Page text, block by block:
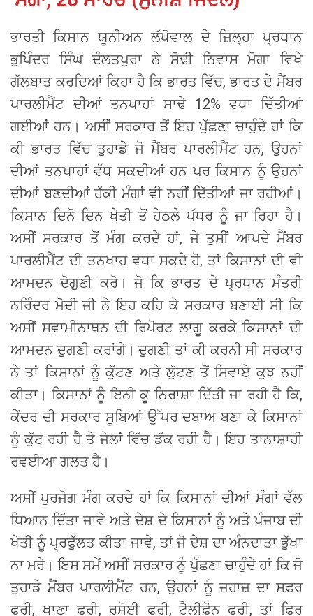
ਭਾਰਤੀ ਕਿਸਾਨ ਯੂਨੀਅਨ ਲੱਖੋਵਾਲ ਦੇ ਜ਼ਿਲ੍ਹਾ ਪ੍ਰਧਾਨ
ਭੁਪਿੰਦਰ ਸਿੰਘ ਦੌਲਤਪੁਰਾ ਨੇ ਸੋਢੀ ਨਿਵਾਸ ਮੋਗਾ ਵਿਖੇ
ਗੱਲਬਾਤ ਕਰਦਿਆਂ ਕਿਹਾ ਹੈ ਕਿ ਭਾਰਤ ਵਿੱਚ, ਭਾਰਤ ਦੇ ਮੈਂਬਰ
ਪਾਰਲੀਮੈਂਟ ਦੀਆਂ ਤਨਖਾਹਾਂ ਸਾਢੇ 12% ਵਧਾ ਦਿੱਤੀਆਂ
ਗਈਆਂ ਹਨ। ਅਸੀਂ ਸਰਕਾਰ ਤੋਂ ਇਹ ਪੁੱਛਣਾ ਚਾਹੁੰਦੇ ਹਾਂ ਕਿ
ਕੀ ਭਾਰਤ ਵਿੱਚ ਤੁਹਾਡੇ ਜੋ ਮੈਂਬਰ ਪਾਰਲੀਮੈਂਟ ਹਨ, ਉਹਨਾਂ
ਦੀਆਂ ਤਨਖਾਹਾਂ ਵੱਧ ਸਕਦੀਆਂ ਹਨ ਪਰ ਕਿਸਾਨ ਨੂੰ ਉਹਨਾਂ
ਦੀਆਂ ਬਣਦੀਆਂ ਹੱਕੀ ਮੰਗਾਂ ਵੀ ਨਹੀਂ ਦਿੱਤੀਆਂ ਜਾ ਰਹੀਆਂ।
ਕਿਸਾਨ ਦਿਨੋ ਦਿਨ ਖੇਤੀ ਤੋਂ ਹੇਠਲੇ ਪੱਧਰ ਨੂੰ ਜਾ ਰਿਹਾ ਹੈ।
ਅਸੀਂ ਸਰਕਾਰ ਤੋਂ ਮੰਗ ਕਰਦੇ ਹਾਂ, ਜੇ ਤੁਸੀਂ ਆਪਦੇ ਮੈਂਬਰ
ਪਾਰਲੀਮੈਂਟ ਦੀ ਤਨਖਾਹ ਵਧਾ ਸਕਦੇ ਹੋ, ਤਾਂ ਕਿਸਾਨਾਂ ਦੀ ਵੀ
ਆਮਦਨ ਦੋਗੁਣੀ ਕਰੋ। ਜੋ ਕਿ ਭਾਰਤ ਦੇ ਪ੍ਰਧਾਨ ਮੰਤਰੀ
ਨਰਿੰਦਰ ਮੋਦੀ ਜੀ ਨੇ ਇਹ ਕਹਿ ਕੇ ਸਰਕਾਰ ਬਣਾਈ ਸੀ ਕਿ
ਅਸੀਂ ਸਵਾਮੀਨਾਥਨ ਦੀ ਰਿਪੋਰਟ ਲਾਗੂ ਕਰਕੇ ਕਿਸਾਨਾਂ ਦੀ
ਆਮਦਨ ਦੁਗਣੀ ਕਰਾਂਗੇ। ਦੁਗਣੀ ਤਾਂ ਕੀ ਕਰਨੀ ਸੀ ਸਰਕਾਰ
ਨੇ ਤਾਂ ਕਿਸਾਨਾਂ ਨੂੰ ਕੁੱਟਣ ਅਤੇ ਲੁੱਟਣ ਤੋਂ ਸਿਵਾਏ ਕੁਝ ਨਹੀਂ
ਕੀਤਾ। ਕਿਸਾਨਾਂ ਨੂੰ ਇਨੀ ਕੂ ਨਿਰਾਸ਼ਾ ਦਿੱਤੀ ਜਾ ਰਹੀ ਹੈ ਕਿ,
ਕੇਂਦਰ ਦੀ ਸਰਕਾਰ ਸੂਬਿਆਂ ਉੱਪਰ ਦਬਾਅ ਬਣਾ ਕੇ ਕਿਸਾਨਾਂ
ਨੂੰ ਕੁੱਟ ਰਹੀ ਹੈ ਤੇ ਜੇਲਾਂ ਵਿੱਚ ਡੱਕ ਰਹੀ ਹੈ। ਇਹ ਤਾਨਾਸ਼ਾਹੀ
ਰਵਈਆ ਗਲਤ ਹੈ।
ਅਸੀਂ ਪੁਰਜੋਗ ਮੰਗ ਕਰਦੇ ਹਾਂ ਕਿ ਕਿਸਾਨਾਂ ਦੀਆਂ ਮੰਗਾਂ ਵੱਲ
ਧਿਆਨ ਦਿੱਤਾ ਜਾਵੇ ਅਤੇ ਦੇਸ਼ ਦੇ ਕਿਸਾਨਾਂ ਨੂੰ ਅਤੇ ਪੰਜਾਬ ਦੀ
ਖੇਤੀ ਨੂੰ ਪ੍ਰਫੁੱਲਤ ਕੀਤਾ ਜਾਵੇ, ਤਾਂ ਜੋ ਦੇਸ਼ ਦਾ ਅੰਨਦਾਤਾ ਭੁੱਖਾ
ਨਾ ਮਰੇ। ਇਸ ਸਮੇਂ ਅਸੀਂ ਸਰਕਾਰ ਨੂੰ ਪੁੱਛਣਾ ਚਾਹੁੰਦੇ ਹਾਂ ਕਿ ਜੋ
ਤੁਹਾਡੇ ਮੈਂਬਰ ਪਾਰਲੀਮੈਂਟ ਹਨ, ਉਹਨਾਂ ਨੂੰ ਜਹਾਜ਼ ਦਾ ਸਫ਼ਰ
ਫਰੀ, ਖਾਣਾ ਫਰੀ, ਰਸੋਈ ਫਰੀ, ਟੈਲੀਫੋਨ ਫਰੀ, ਤਾਂ ਫਿਰ